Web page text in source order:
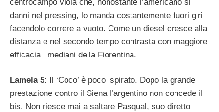
centrocampo viola che, nonostante l’americano si
danni nel pressing, lo manda costantemente fuori giri
facendolo correre a vuoto. Come un diesel cresce alla
distanza e nel secondo tempo contrasta con maggiore
efficacia i mediani della Fiorentina.
Lamela 5: Il ‘Coco’ è poco ispirato. Dopo la grande
prestazione contro il Siena l’argentino non concede il
bis. Non riesce mai a saltare Pasqual, suo diretto